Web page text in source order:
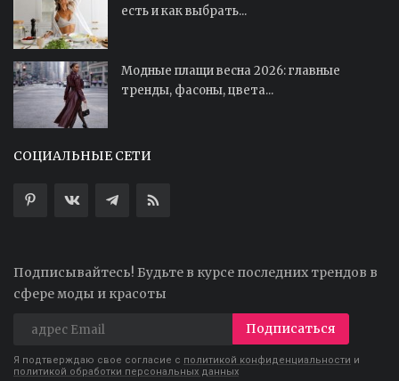
есть и как выбрать...
Модные плащи весна 2026: главные
тренды, фасоны, цвета...
СОЦИАЛЬНЫЕ СЕТИ
Подписывайтесь! Будьте в курсе последних трендов в
сфере моды и красоты
Подписаться
Я подтверждаю свое согласие с политикой конфиденциальности и
политикой обработки персональных данных